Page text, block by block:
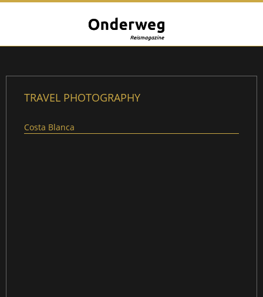
TRAVEL PHOTOGRAPHY
Costa Blanca